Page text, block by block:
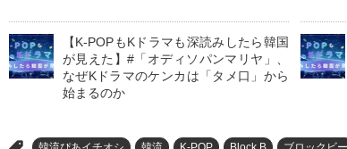
【K-POPもKドラマも深読みしたら韓国
が見えた】#「オディソパンマリヤ」、
なぜKドラマのケンカは「タメ口」から
始まるのか